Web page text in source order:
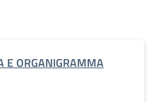
E ORGANIGRAMMA